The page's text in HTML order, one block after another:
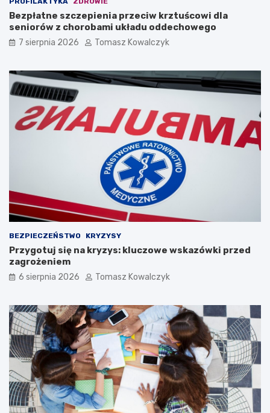
Bezpłatne szczepienia przeciw krztuścowi dla
seniorów z chorobami układu oddechowego
7 sierpnia 2026 Tomasz Kowalczyk
BEZPIECZEŃSTWO KRYZYSY
Przygotuj się na kryzys: kluczowe wskazówki przed
zagrożeniem
6 sierpnia 2026 Tomasz Kowalczyk